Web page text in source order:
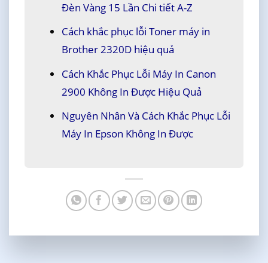
Đèn Vàng 15 Lần Chi tiết A-Z
Cách khắc phục lỗi Toner máy in
Brother 2320D hiệu quả
Cách Khắc Phục Lỗi Máy In Canon
2900 Không In Được Hiệu Quả
Nguyên Nhân Và Cách Khắc Phục Lỗi
Máy In Epson Không In Được